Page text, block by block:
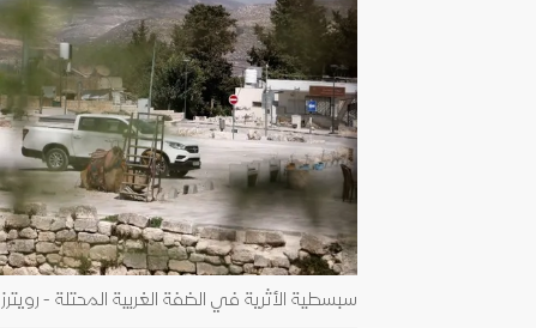
سبسطية الأثرية في الضفة الغربية المحتلة - رويترز